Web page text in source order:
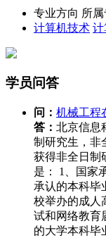
专业方向 所
计算机技术 计
学员问答
问： 机械工程
答： 北京信息
制研究生，非
获得非全日制
是： 1、国家
承认的本科毕
校举办的成人
试和网络教育
的大学本科毕